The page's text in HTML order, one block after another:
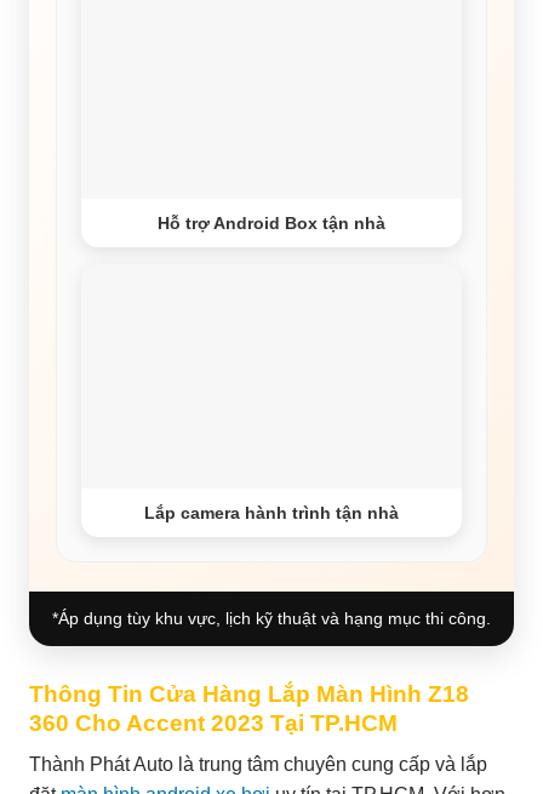
Hỗ trợ Android Box tận nhà
Lắp camera hành trình tận nhà
*Áp dụng tùy khu vực, lịch kỹ thuật và hạng mục thi công.
Thông Tin Cửa Hàng Lắp Màn Hình Z18
360 Cho Accent 2023 Tại TP.HCM
Thành Phát Auto là trung tâm chuyên cung cấp và lắp